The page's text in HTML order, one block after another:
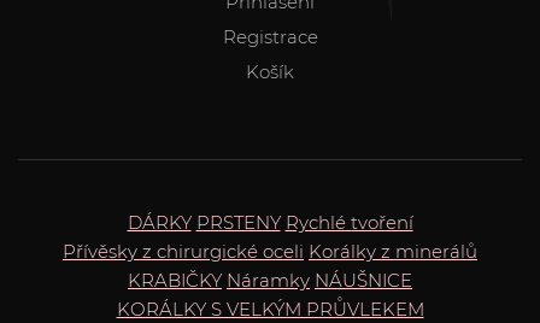
Registrace
Košík
DÁRKY PRSTENY Rychlé tvoření
Přívěsky z chirurgické oceli Korálky z minerálů
KRABIČKY Náramky NÁUŠNICE
KORÁLKY S VELKÝM PRŮVLEKEM